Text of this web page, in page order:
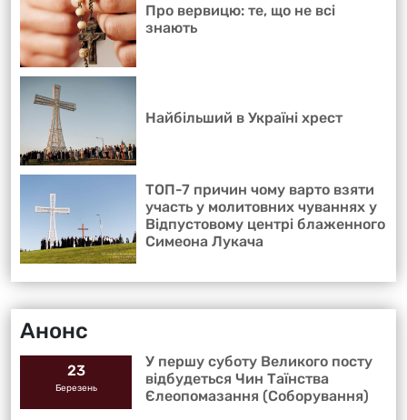
Про вервицю: те, що не всі
знають
Найбільший в Україні хрест
ТОП-7 причин чому варто взяти
участь у молитовних чуваннях у
Відпустовому центрі блаженного
Симеона Лукача
Анонс
23
Березень
У першу суботу Великого посту
відбудеться Чин Таїнства
Єлеопомазання (Соборування)